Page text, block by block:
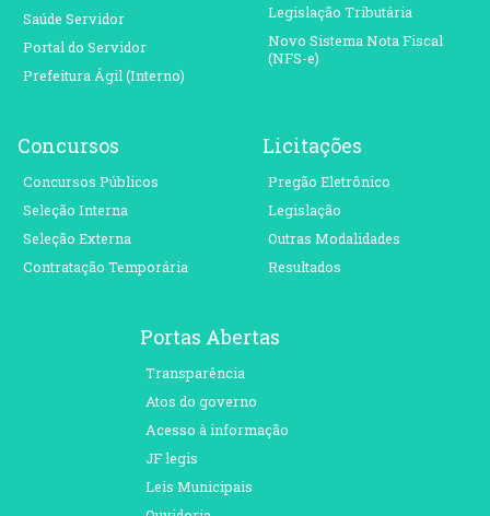
Saúde Servidor
Portal do Servidor
Prefeitura Ágil (Interno)
Legislação Tributária
Novo Sistema Nota Fiscal
(NFS-e)
Concursos
Concursos Públicos
Seleção Interna
Seleção Externa
Contratação Temporária
Licitações
Pregão Eletrônico
Legislação
Outras Modalidades
Resultados
Portas Abertas
Transparência
Atos do governo
Acesso à informação
JF legis
Leis Municipais